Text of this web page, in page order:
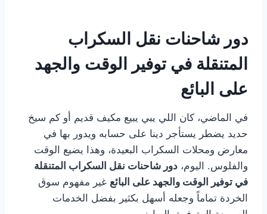
دور شاحنات نقل السكراب
المتنقلة في توفير الوقت والجهد
على البائع
في الماضي، كان اللي يبي يبيع مكيف قديم أو كم سيخ
حديد يضطر يستأجر دينا على حسابه ويدور بها في
معارض ومحلات السكراب البعيدة، وهذا يضيع الوقت
والفلوس. اليوم، دور شاحنات نقل السكراب المتنقلة
في توفير الوقت والجهد على البائع غير مفهوم سوق
الخردة تماماً وجعله أسهل بكثير بفضل الخدمات